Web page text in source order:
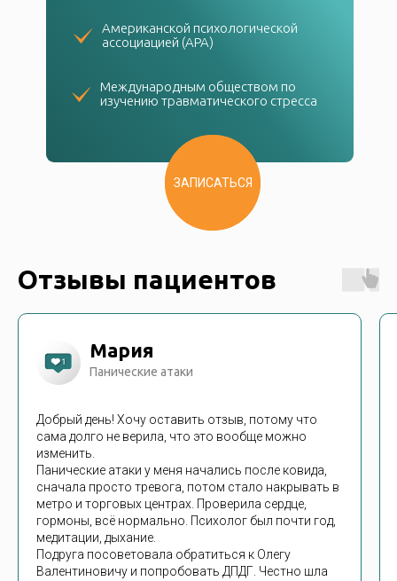
Американской психологической
ассоциацией (APA)
Международным обществом по
изучению травматического стресса
ЗАПИСАТЬСЯ
Отзывы пациентов
Мария
Панические атаки
Добрый день! Хочу оставить отзыв, потому что
сама долго не верила, что это вообще можно
изменить.
Панические атаки у меня начались после ковида,
сначала просто тревога, потом стало накрывать в
метро и торговых центрах. Проверила сердце,
гормоны, всё нормально. Психолог был почти год,
медитации, дыхание.
Подруга посоветовала обратиться к Олегу
Валентиновичу и попробовать ДПДГ. Честно шла